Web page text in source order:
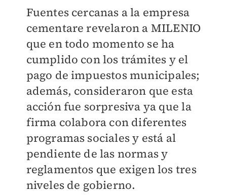
Fuentes cercanas a la empresa
cementare revelaron a MILENIO
que en todo momento se ha
cumplido con los trámites y el
pago de impuestos municipales;
además, consideraron que esta
acción fue sorpresiva ya que la
firma colabora con diferentes
programas sociales y está al
pendiente de las normas y
reglamentos que exigen los tres
niveles de gobierno.